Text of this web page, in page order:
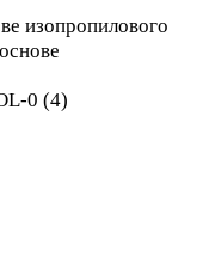
изопропилового
0 (4)